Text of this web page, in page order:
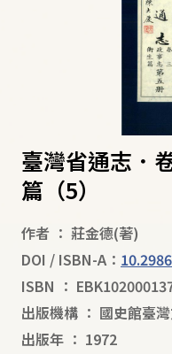
臺灣省通志．
篇（5）
作者 ： 莊金德(著)
DOI / ISBN-A：
ISBN ：
出版機構 ： 國史館臺
出版年 ： 1972